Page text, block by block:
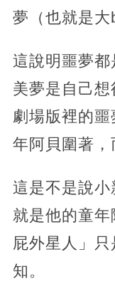
夢（也就是大
這說明噩夢都
美夢是自己
劇場版裡的
年阿貝圍著，
這是不是說
就是他的童
屁外星人」
知。